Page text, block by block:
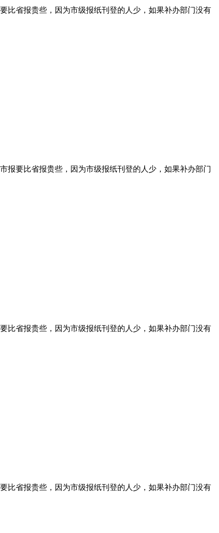
比省报贵些，因为市级报纸刊登的人少，如果补办部门没有
报要比省报贵些，因为市级报纸刊登的人少，如果补办部门
比省报贵些，因为市级报纸刊登的人少，如果补办部门没有
比省报贵些，因为市级报纸刊登的人少，如果补办部门没有